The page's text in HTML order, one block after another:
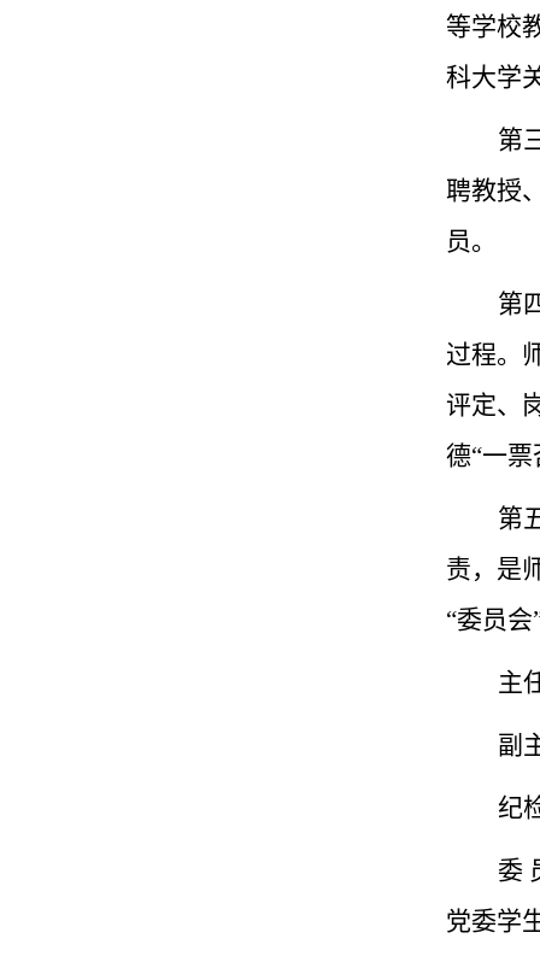
等学校
科大学
第
聘教授
员。
第
过程。
评定、
德“一票
第
责，是
“委员会
主
副
纪
委
党委学